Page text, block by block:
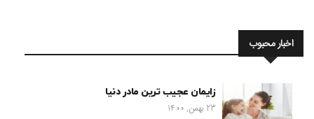
اخبار محبوب
زایمان عجیب ترین مادر دنیا
23 بهمن, 1400